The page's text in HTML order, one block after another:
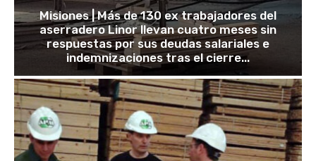
Misiones | Más de 130 ex trabajadores del
aserradero Linor llevan cuatro meses sin
respuestas por sus deudas salariales e
indemnizaciones tras el cierre...